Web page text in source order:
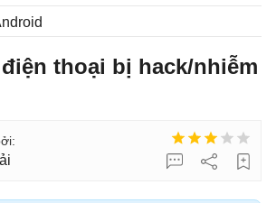
thoại bị hack/nhiễm